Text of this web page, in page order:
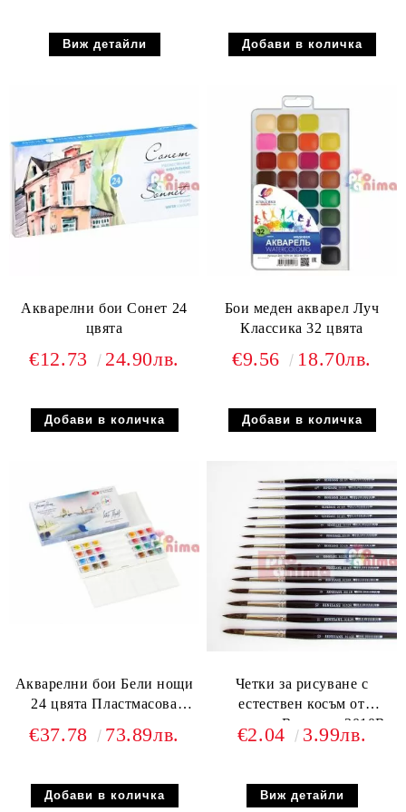
Виж детайли
Акварелни бои Сонет 24
цвята
€12.73 24.90лв.
Бои меден акварел Луч
Классика 32 цвята
€9.56 18.70лв.
Акварелни бои Бели нощи
24 цвята Пластмасова
€37.78 73.89лв.
Четки за рисуване с
естествен косъм от
катерица Renesans 3010R
Объл връх
€2.04 3.99лв.
Виж детайли